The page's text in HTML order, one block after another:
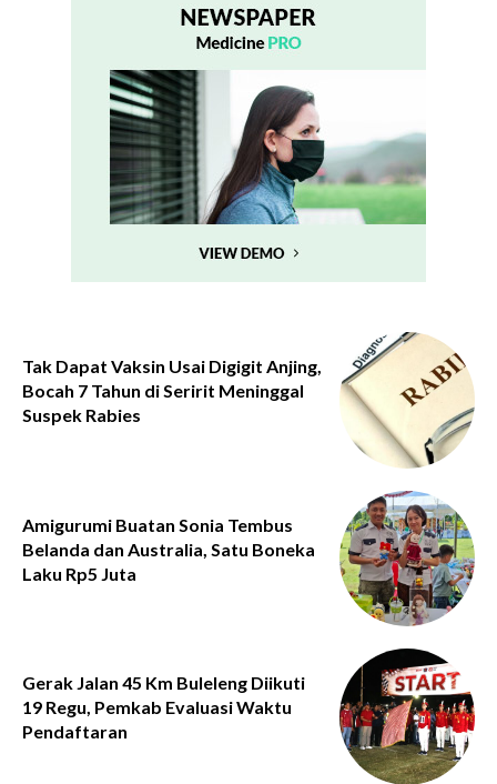
Tak Dapat Vaksin Usai Digigit Anjing,
Bocah 7 Tahun di Seririt Meninggal
Suspek Rabies
Amigurumi Buatan Sonia Tembus
Belanda dan Australia, Satu Boneka
Laku Rp5 Juta
Gerak Jalan 45 Km Buleleng Diikuti
19 Regu, Pemkab Evaluasi Waktu
Pendaftaran